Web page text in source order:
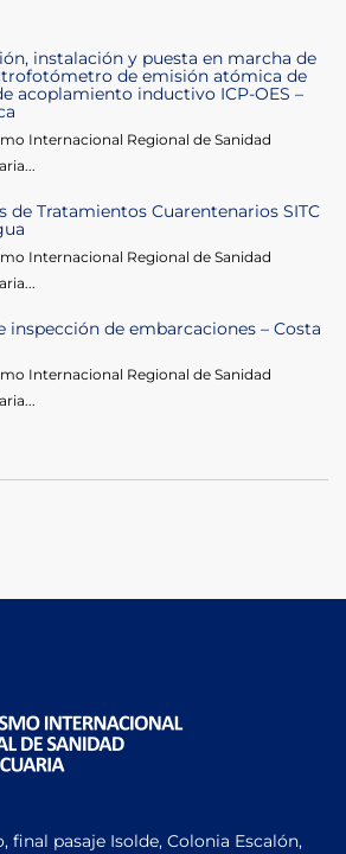
instalación y puesta en marcha de
de emisión atómica de
acoplamiento inductivo ICP-OES –
Internacional Regional de Sanidad
de Tratamientos Cuarentenarios SITC
Internacional Regional de Sanidad
inspección de embarcaciones – Costa
Internacional Regional de Sanidad
final pasaje Isolde, Colonia Escalón,